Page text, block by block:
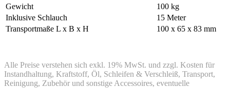
Gewicht
100 kg
Inklusive Schlauch
15 Meter
Transportmaße L x B x H
100 x 65 x 83 mm
Alle Preise verstehen sich exkl. 19% MwSt. und zzgl. Kosten für
Instandhaltung, Kraftstoff, Öl, Schleifen & Verschleiß, Transport,
Reinigung, Zubehör und sonstige Accessoires, eventuelle